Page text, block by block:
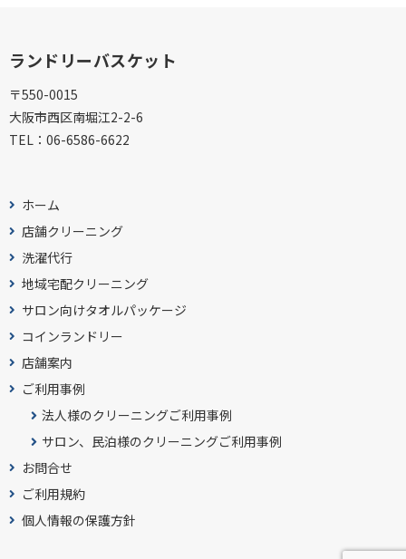
ランドリーバスケット
〒550-0015
大阪市西区南堀江2-2-6
TEL： 06-6586-6622
ホーム
店舗クリーニング
洗濯代行
地域宅配クリーニング
サロン向けタオルパッケージ
コインランドリー
店舗案内
ご利用事例
法人様のクリーニングご利用事例
サロン、民泊様のクリーニングご利用事例
お問合せ
ご利用規約
個人情報の保護方針